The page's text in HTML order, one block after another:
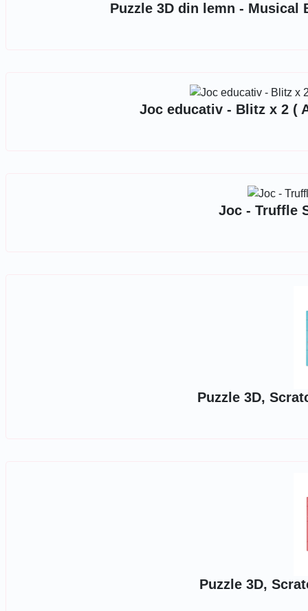
Puzzle 3D din lemn - Musical
Joc educativ - Blitz x 2 (
Joc - Truffle
Puzzle 3D,
Puzzle 3D,